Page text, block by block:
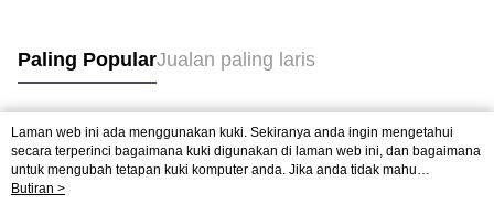
Paling PopularJualan paling laris
Tag Popular
Laman web ini ada menggunakan kuki. Sekiranya anda ingin mengetahui
secara terperinci bagaimana kuki digunakan di laman web ini, dan bagaimana
untuk mengubah tetapan kuki komputer anda. Jika anda tidak mahu
menggunakan kuki di komputer anda, sila rujuk penerangan mengenai kuki.
Butiran >